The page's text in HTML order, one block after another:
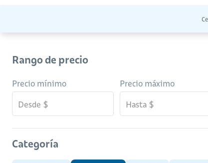
Rango de precio
Precio mínimo Precio máximo
Categoría